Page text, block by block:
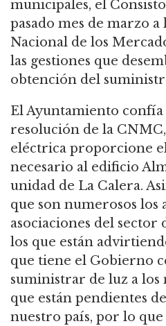
municipales, el
pasado mes de marzo
Nacional de los
las gestiones que
obtención del
El Ayuntamiento confía
resolución de la
eléctrica proporcione
necesario al edificio
unidad de La Calera.
que son numerosos los
asociaciones del sector
los que están
que tiene el Gobierno
suministrar de luz a los
que están pendientes
nuestro país, por lo